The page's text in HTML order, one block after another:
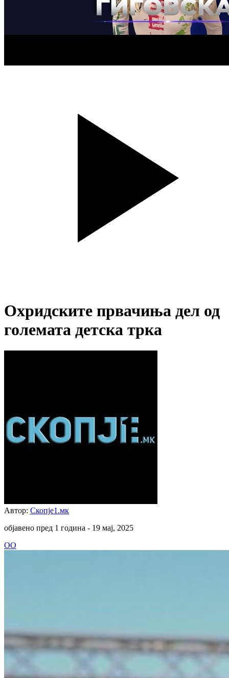
Охридските првачиња дел од
големата детска трка
Автор: Скопје1.мк
објавено пред 1 година - 19 мај, 2025
ОО